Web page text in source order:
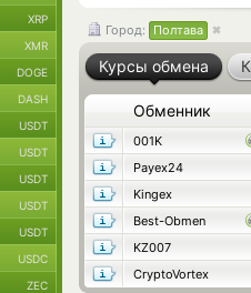
Город: Полтава
Курсы обмена
Обменник
001K
Payex24
Kingex
Best-Obmen
KZ007
CryptoVortex
XRP
XMR
DOGE
DASH
USDT
USDT
USDT
USDT
USDT
USDC
ZEC